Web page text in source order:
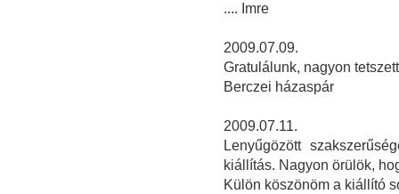
.... Imre
2009.07.09.
Gratulálunk, nagyon
Berczei házaspár
2009.07.11.
Lenyűgözött
kiállítás. Nagyon örülök,
Külön köszönöm a kiállító